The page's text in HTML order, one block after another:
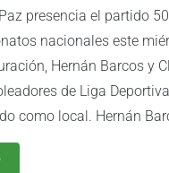
presencia el partido
nacionales este
Hernán Barcos y
de Liga Deportiva
como local. Hernán